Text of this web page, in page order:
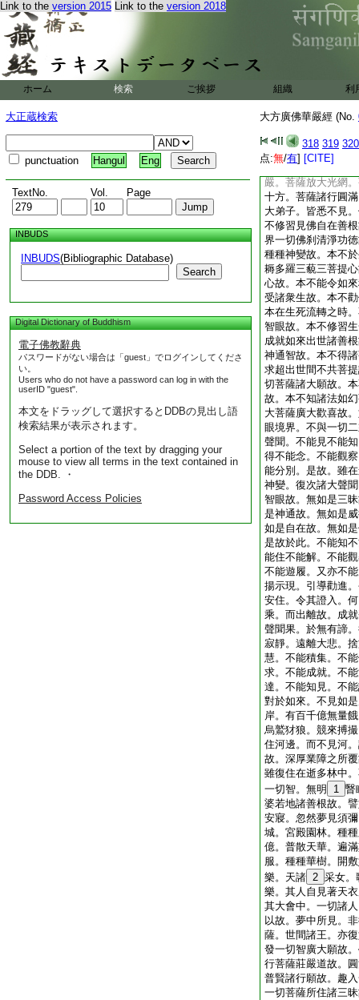
Link to the version 2015 Link to the version 2018
ホーム 検索 ご挨拶 組織 利
大正蔵検索
punctuation Hangul Eng
TextNo. Vol. Page
INBUDS
INBUDS(Bibliographic Database)
Search
Digital Dictionary of Buddhism
電子佛教辭典
パスワードがない場合は「guest」でログインしてくださ
い。
Users who do not have a password can log in with the
userID "guest".
本文をドラッグして選択するとDDBの見出し語
検索結果が表示されます。
Select a portion of the text by dragging your
mouse to view all terms in the text contained in
the DDB. ・
Password Access Policies
大方廣佛華嚴經 (No.
318 319 320
点:無/有] [CITE]
樓馱。難陀。
諸大聲聞。在逝多
來嚴好。如來境界
尊勝。如來妙行。
菩薩普入。菩薩普
薩遊戲。菩薩眷屬
座。菩薩宮殿。菩
菩薩觀察。菩薩＊
菩薩受記。菩薩成
淨。菩薩智身圓滿
成就。菩薩諸相具
嚴。菩薩放大光網
十方。菩薩諸行圓
大弟子。皆悉不見
不修習見佛自在善
界一切佛刹清淨功
種種神變故。本不
耨多羅三藐三菩提
心故。本不能令如
受諸衆生故。本不
本在生死流轉之時
智眼故。本不修習
成就如來出世諸善
神通智故。本不得
求超出世間不共菩
切菩薩諸大願故。
故。本不知諸法如
大菩薩廣大歡喜故
眼境界。不與一切
聲聞。不能見不能
得不能念。不能觀
能分別。是故。雖
神變。復次諸大聲
智眼故。無如是三
是神通故。無如是
如是自在故。無如
是故於此。不能知
能住不能解。不能
不能遊履。又亦不
揚示現。引導勸進
安住。令其證入。
乘。而出離故。成
聲聞果。於無有諦
寂靜。遠離大悲。
慧。不能積集。不
求。不能成就。不
達。不能知見。不
對於如來。不見如
岸。有百千億無量
烏鷲犲狼。競來搏
住河邊。而不見河
故。深厚業障之所
雖復住在逝多林中
一切智。無明
1 瞖
婆若地諸善根故。
安寢。忽然夢見須
城。宮殿園林。種
億。普散天華。遍
服。種種華樹。開
樂。天諸 2 采女。
樂。其人自見著天
其大會中。一切諸
以故。夢中所見。
薩。世間諸王。亦
發一切智廣大願故
行菩薩莊嚴道故。
普賢諸行願故。趣
一切菩薩所住諸三